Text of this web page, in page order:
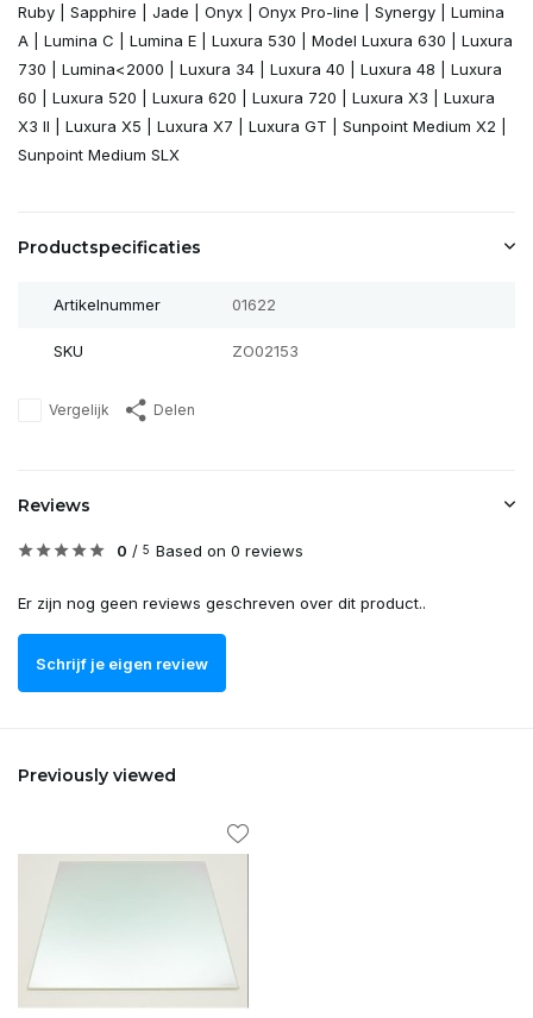
Ruby | Sapphire | Jade | Onyx | Onyx Pro-line | Synergy | Lumina
A | Lumina C | Lumina E | Luxura 530 | Model Luxura 630 | Luxura
730 | Lumina<2000 | Luxura 34 | Luxura 40 | Luxura 48 | Luxura
60 | Luxura 520 | Luxura 620 | Luxura 720 | Luxura X3 | Luxura
X3 II | Luxura X5 | Luxura X7 | Luxura GT | Sunpoint Medium X2 |
Sunpoint Medium SLX
Productspecificaties
Artikelnummer 01622
SKU ZO02153
Vergelijk Delen
Reviews
0 / 5 Based on 0 reviews
Er zijn nog geen reviews geschreven over dit product..
Schrijf je eigen review
Previously viewed